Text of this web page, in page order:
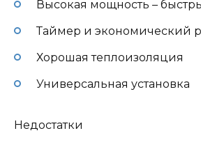
Высокая мощность –
Таймер и экономический
Хорошая теплоизоляция
Универсальная установка
Недостатки